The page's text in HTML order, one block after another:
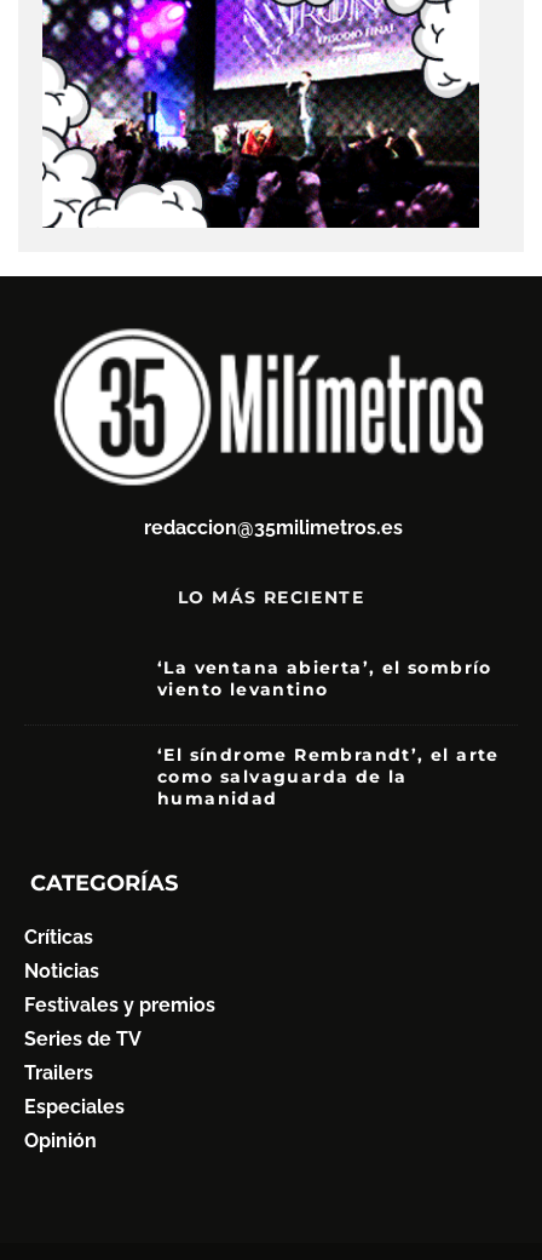
redaccion@35milimetros.es
LO MÁS RECIENTE
‘La ventana abierta’, el sombrío
viento levantino
‘El síndrome Rembrandt’, el arte
como salvaguarda de la
humanidad
CATEGORÍAS
Críticas
Noticias
Festivales y premios
Series de TV
Trailers
Especiales
Opinión